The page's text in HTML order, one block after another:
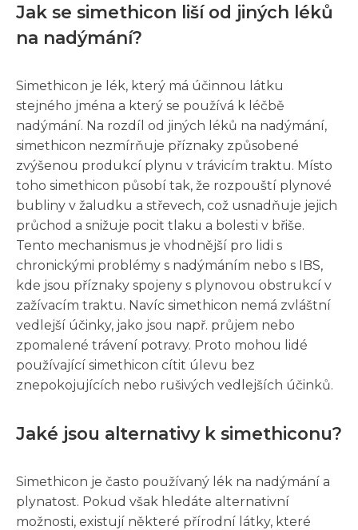
Jak se simethicon liší od jiných léků
na nadýmání?
Simethicon je lék, který má účinnou látku
stejného jména a který se používá k léčbě
nadýmání. Na rozdíl od jiných léků na nadýmání,
simethicon nezmírňuje příznaky způsobené
zvýšenou produkcí plynu v trávicím traktu. Místo
toho simethicon působí tak, že rozpouští plynové
bubliny v žaludku a střevech, což usnadňuje jejich
průchod a snižuje pocit tlaku a bolesti v břiše.
Tento mechanismus je vhodnější pro lidi s
chronickými problémy s nadýmáním nebo s IBS,
kde jsou příznaky spojeny s plynovou obstrukcí v
zažívacím traktu. Navíc simethicon nemá zvláštní
vedlejší účinky, jako jsou např. průjem nebo
zpomalené trávení potravy. Proto mohou lidé
používající simethicon cítit úlevu bez
znepokojujících nebo rušivých vedlejších účinků.
Jaké jsou alternativy k simethiconu?
Simethicon je často používaný lék na nadýmání a
plynatost. Pokud však hledáte alternativní
možnosti, existují některé přírodní látky, které